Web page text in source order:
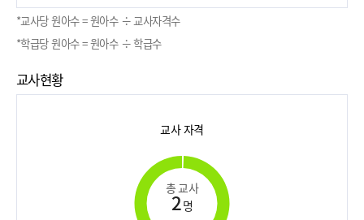
*교사당 원아수 = 원아수 ÷ 교사자격수
*학급당 원아수 = 원아수 ÷ 학급수
교사현황
교사 자격
총 교사
2명